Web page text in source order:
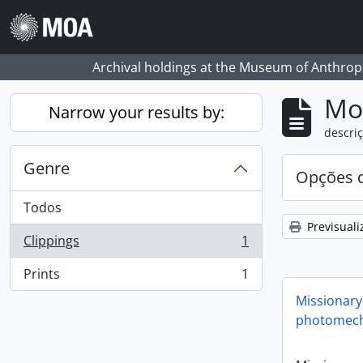
Skip to main content
Archival holdings at the Museum of
Narrow your results by:
Genre
Todos
Clippings
, 1 resultados
1
Prints
, 1 resultados 1
Opções